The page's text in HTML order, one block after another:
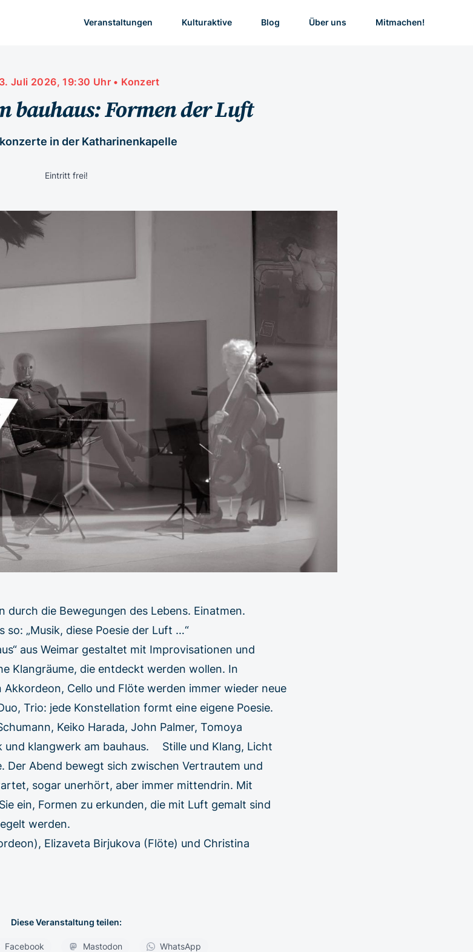
Veranstaltungen Kulturaktive Blog Über uns Mitmachen!
Juli 2026, 19:30 Uhr • Konzert
bauhaus: Formen der Luft
in der Katharinenkapelle
Eintritt frei!
die Bewegungen des Lebens. Einatmen.
so: „Musik, diese Poesie der Luft …“
aus Weimar gestaltet mit Improvisationen und
Klangräume, die entdeckt werden wollen. In
Cello und Flöte werden immer wieder neue
Trio: jede Konstellation formt eine eigene Poesie.
Keiko Harada, John Palmer, Tomoya
und klangwerk am bauhaus. Stille und Klang, Licht
Der Abend bewegt sich zwischen Vertrautem und
sogar unerhört, aber immer mittendrin. Mit
ein, Formen zu erkunden, die mit Luft gemalt sind
werden.
Elizaveta Birjukova (Flöte) und Christina
Diese Veranstaltung teilen:
Facebook Mastodon WhatsApp